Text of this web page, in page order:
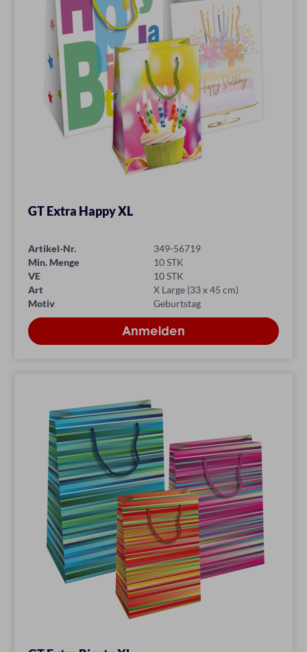
GT Extra Happy XL
Artikel-Nr.
349-56719
Min. Menge
10 STK
VE
10 STK
Art
X Large (33 x 45 cm)
Motiv
Geburtstag